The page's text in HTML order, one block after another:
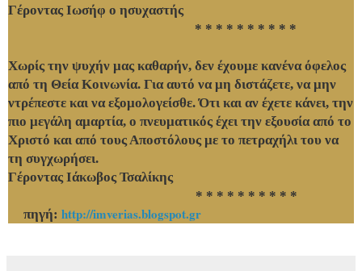
Γέροντας Ιωσήφ ο ησυχαστής
* * * * * * * * * *
Χωρίς την ψυχήν μας καθαρήν, δεν έχουμε κανένα όφελος
από τη Θεία Κοινωνία. Για αυτό να μη διστάζετε, να μην
ντρέπεστε και να εξομολογείσθε. Ότι και αν έχετε κάνει, την
πιο μεγάλη αμαρτία, ο πνευματικός έχει την εξουσία από το
Χριστό και από τους Αποστόλους με το πετραχήλι του να
τη συγχωρήσει.
Γέροντας Ιάκωβος Τσαλίκης
* * * * * * * * * *
πηγή: http://imverias.blogspot.gr